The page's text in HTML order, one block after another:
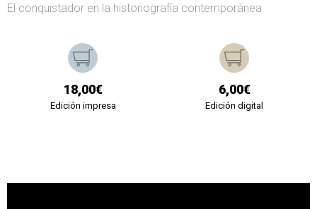
El conquistador en la historiografía contemporánea
18,00€
Edición impresa
6,00€
Edición digital